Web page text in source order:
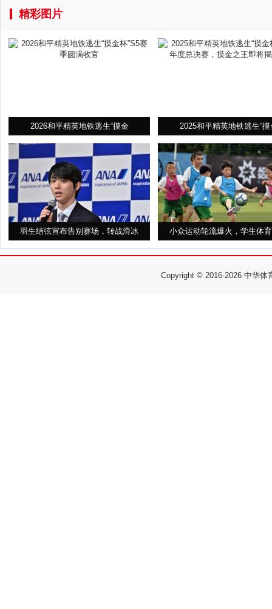
精彩图片
2026和平精英地铁逃生“摸金 2025和平精英地铁逃生“摸
羽生结弦宣布告别赛场，转战滑冰 小众运动轮流爆火，学生体
Copyright © 2016-2026 中华体